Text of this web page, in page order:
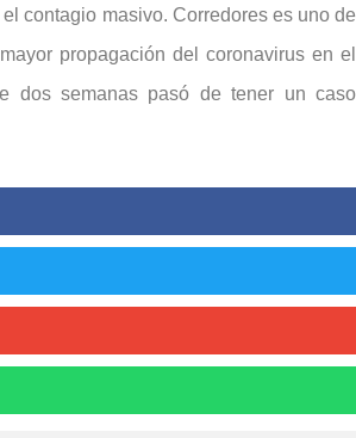
contagio masivo. Corredores es uno de
propagación del coronavirus en el
dos semanas pasó de tener un caso